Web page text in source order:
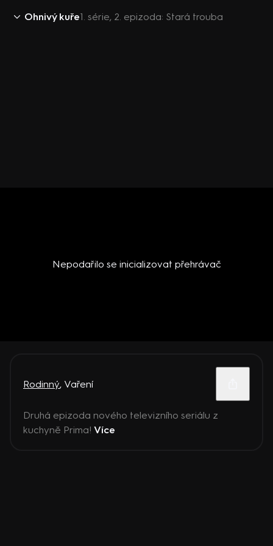
Ohnivý kuře1. série, 2. epizoda: Stará trouba
Nepodařilo se inicializovat přehrávač
Rodinný, Vaření
Druhá epizoda nového televizního seriálu z
kuchyně Prima! Více